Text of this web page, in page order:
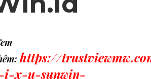
https://
i-x-u-sunwin-